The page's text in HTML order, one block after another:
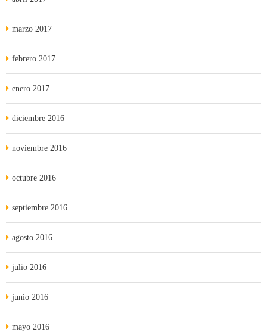
marzo 2017
febrero 2017
enero 2017
diciembre 2016
noviembre 2016
octubre 2016
septiembre 2016
agosto 2016
julio 2016
junio 2016
mayo 2016